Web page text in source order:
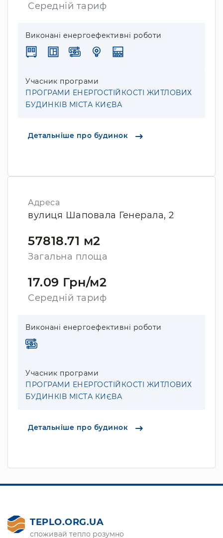
Середній тариф
Виконані енергоефективні роботи
Учасник програми
ПРОГРАМИ ЕНЕРГОСТІЙКОСТІ ЖИТЛОВИХ
БУДИНКІВ МІСТА КИЄВА
Детальніше про будинок
Адреса
вулиця Шаповала Генерала, 2
57818.71 м2
Загальна площа
17.09 Грн/м2
Середній тариф
Виконані енергоефективні роботи
Учасник програми
ПРОГРАМИ ЕНЕРГОСТІЙКОСТІ ЖИТЛОВИХ
БУДИНКІВ МІСТА КИЄВА
Детальніше про будинок
TEPLO.ORG.UA
споживай тепло розумно